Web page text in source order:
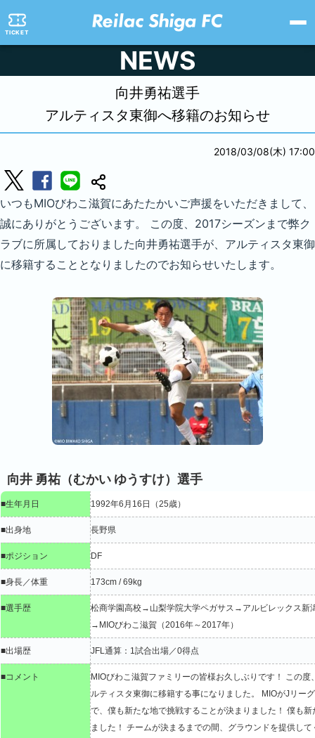
TICKET
NEWS
向井勇祐選手
アルティスタ東御へ移籍のお知らせ
2018/03/08(木) 17:00
いつもMIOびわこ滋賀にあたたかいご声援をいただきまして、
誠にありがとうございます。 この度、2017シーズンまで弊ク
ラブに所属しておりました向井勇祐選手が、アルティスタ東御
に移籍することとなりましたのでお知らせいたします。
向井 勇祐（むかい ゆうすけ）選手
■生年月日 1992年6月16日（25歳）
■出身地 長野県
■ポジション DF
■身長／体重 173cm / 69kg
■選手歴
松商学園高校→山梨学院大学ペガサス→アルビレックス新
→MIOびわこ滋賀（2016年～2017年）
■出場歴 JFL通算：1試合出場／0得点
■コメント MIOびわこ滋賀ファミリーの皆様お久しぶりです！
この度
ルティスタ東御に移籍する事になりました。
MIOがJリー
で、僕も新たな地で挑戦することが決まりました！ 僕も新
ました！ チームが決まるまでの間、グラウンドを提供し